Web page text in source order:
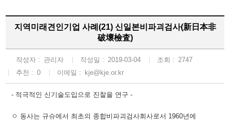
지역미래견인기업 사례(21) 신일본비파괴검사(新日本非
破壞檢査)
작성자 : 관리자 작성일 : 2019-03-04 조회 : 2747
추천 : 0 이메일 : kje@kje.or.kr
- 적극적인 신기술도입으로 진찰을 연구 -
ㅇ 동사는 규슈에서 최초의 종합비파괴검사회사로서 1960년에